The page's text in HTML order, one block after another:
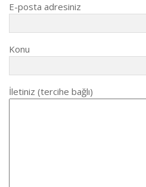
E-posta adresiniz
Konu
İletiniz (tercihe bağlı)